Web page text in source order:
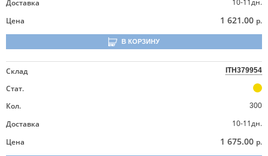
Доставка
10-11дн.
Цена
1 621.00 р.
В КОРЗИНУ
Склад ITH379954
Стат.
Кол.
300
Доставка
10-11дн.
Цена
1 675.00 р.